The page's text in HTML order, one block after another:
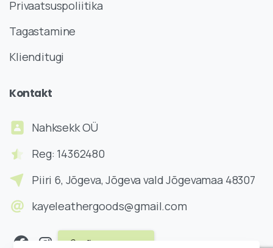
Privaatsuspoliitika
Tagastamine
Klienditugi
Kontakt
Nahksekk OÜ
Reg: 14362480
Piiri 6, Jõgeva, Jõgeva vald Jõgevamaa 48307
kayeleathergoods@gmail.com
Võta ühendust